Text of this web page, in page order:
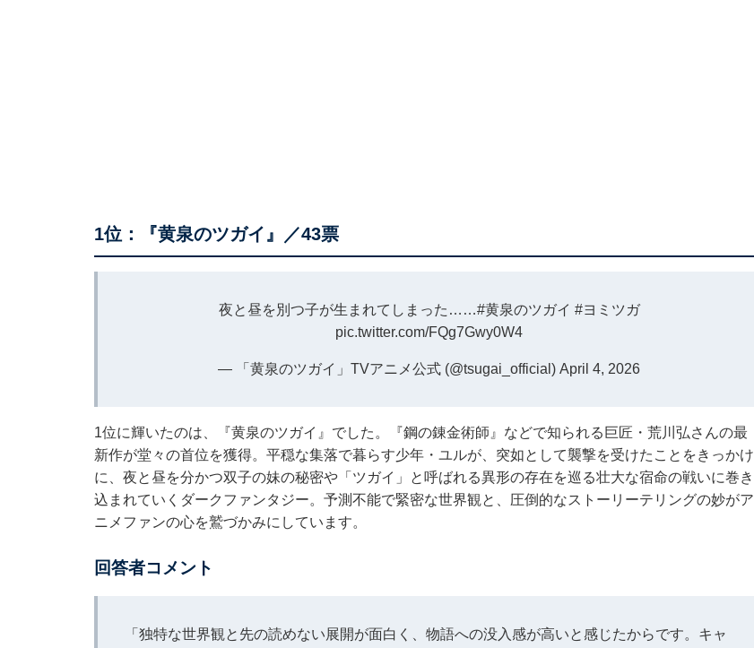
1位：『黄泉のツガイ』／43票
夜と昼を別つ子が生まれてしまった……#黄泉のツガイ #ヨミツガ
pic.twitter.com/FQg7Gwy0W4
— 「黄泉のツガイ」TVアニメ公式 (@tsugai_official) April 4, 2026
1位に輝いたのは、『黄泉のツガイ』でした。『鋼の錬金術師』などで知られる巨匠・荒川弘さんの最
新作が堂々の首位を獲得。平穏な集落で暮らす少年・ユルが、突如として襲撃を受けたことをきっかけ
に、夜と昼を分かつ双子の妹の秘密や「ツガイ」と呼ばれる異形の存在を巡る壮大な宿命の戦いに巻き
込まれていくダークファンタジー。予測不能で緊密な世界観と、圧倒的なストーリーテリングの妙がア
ニメファンの心を鷲づかみにしています。
回答者コメント
「独特な世界観と先の読めない展開が面白く、物語への没入感が高いと感じたからです。キャ